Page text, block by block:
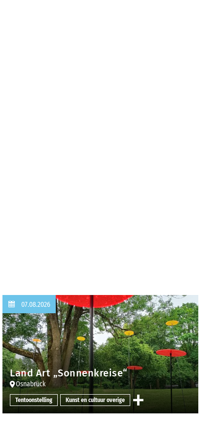
07.08.2026
Land Art „Sonnenkreise“
Osnabrück
Tentoonstelling Kunst en cultuur overige